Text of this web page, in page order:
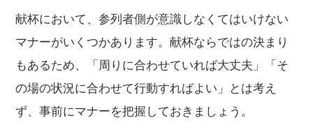
献杯において、参列者側が意識しなくてはいけない
マナーがいくつかあります。献杯ならではの決まり
もあるため、「周りに合わせていれば大丈夫」「そ
の場の状況に合わせて行動すればよい」とは考え
ず、事前にマナーを把握しておきましょう。